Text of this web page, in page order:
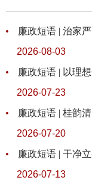
廉政短语 | 治家
2026-08-03
廉政短语 | 以理
2026-07-23
廉政短语 | 桂韵
2026-07-20
廉政短语 | 干净
2026-07-13